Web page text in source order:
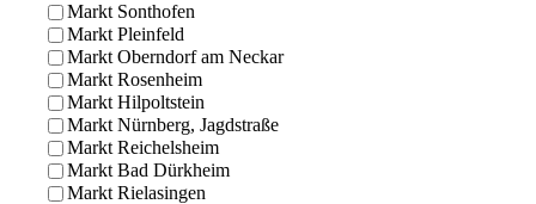
Markt Sonthofen
Markt Pleinfeld
Markt Oberndorf am Neckar
Markt Rosenheim
Markt Hilpoltstein
Markt Nürnberg, Jagdstraße
Markt Reichelsheim
Markt Bad Dürkheim
Markt Rielasingen